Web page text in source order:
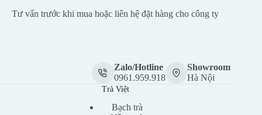
Tư vấn trước khi mua hoặc liên hệ đặt hàng cho công ty
Zalo/Hotline
0961.959.918
Showroom
Hà Nội
Trà Việt
Bạch trà